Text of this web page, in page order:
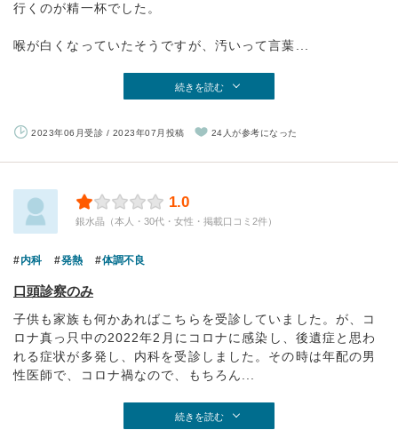
行くのが精一杯でした。
喉が白くなっていたそうですが、汚いって言葉...
続きを読む
2023年06月受診 / 2023年07月投稿 24人が参考になった
1.0
銀水晶（本人・30代・女性・掲載口コミ2件）
内科 発熱 体調不良
口頭診察のみ
子供も家族も何かあればこちらを受診していました。が、コ
ロナ真っ只中の2022年2月にコロナに感染し、後遺症と思わ
れる症状が多発し、内科を受診しました。その時は年配の男
性医師で、コロナ禍なので、もちろん...
続きを読む